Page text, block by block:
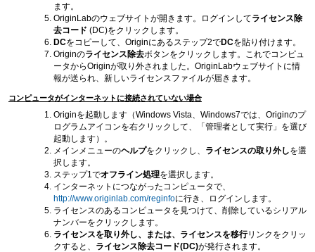
ます。
OriginLabのウェブサイトが開きます。ログインしてライセンス除
去コード (DC)をクリックします。
DCをコピーして、Originにあるステップ2でDCを貼り付けます。
Originのライセンス除去ボタンをクリックします。これでコンピュ
ータからOriginが取り外されました。OriginLabウェブサイトに情
報が送られ、新しいライセンスファイルが届きます。
コンピュータがインターネットに接続されていない場合
Originを起動します（Windows Vista、Windows7では、Originのプ
ログラムアイコンを右クリックして、「管理者として実行」を選び
起動します）。
メインメニューのヘルプをクリックし、 ライセンスの取り外しを選
択します。
ステップ1でオフライン処理を選択します。
インターネットにつながったコンピュータで、
http://www.originlab.com/reginfoに行き、ログインします。
ライセンスのあるコンピュータを見つけて、削除しているシリアル
ナンバーをクリックします。
ライセンスを取り外し、または、ライセンスを移行リンクをクリッ
クすると、 ライセンス除去コード(DC)が発行されます。